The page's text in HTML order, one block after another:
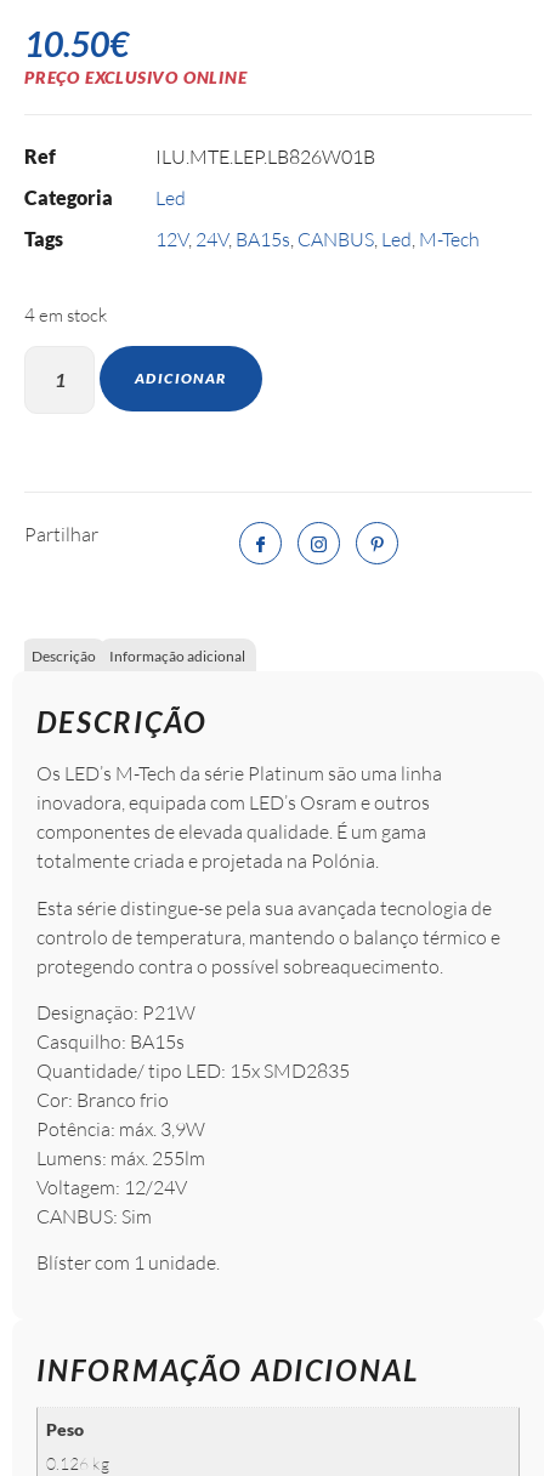
10.50€
PREÇO EXCLUSIVO ONLINE
Ref ILU.MTE.LEP.LB826W01B
Categoria Led
Tags 12V, 24V, BA15s CANBUS Led M-Tech
4 em stock
ADICIONAR
Partilhar
Descrição Informação adicional
DESCRIÇÃO
Os LED’s M-Tech da série Platinum são uma linha
inovadora, equipada com LED’s Osram e outros
componentes de elevada qualidade. É um gama
totalmente criada e projetada na Polónia.
Esta série distingue-se pela sua avançada tecnologia de
controlo de temperatura, mantendo o balanço térmico e
protegendo contra o possível sobreaquecimento.
Designação: P21W
Casquilho: BA15s
Quantidade/ tipo LED: 15x SMD2835
Cor: Branco frio
Potência: máx. 3,9W
Lumens: máx. 255lm
Voltagem: 12/24V
CANBUS: Sim
Blíster com 1 unidade.
INFORMAÇÃO ADICIONAL
Peso
0.126 kg